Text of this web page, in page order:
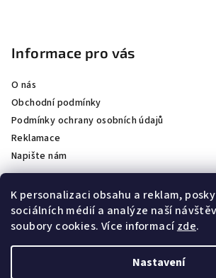
K personalizaci obsahu a reklam,
sociálních médií a analýze naší
soubory cookies. Více informacízde.
Nastavení
Informace pro vás
O nás
Obchodní podmínky
Podmínky ochrany osobních údajů
Reklamace
Napište nám
Partneři
Staňte se naším partnerem